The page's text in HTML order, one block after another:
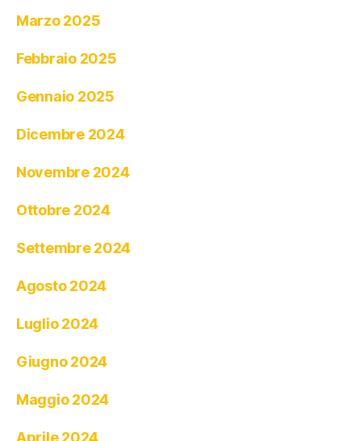
Marzo 2025
Febbraio 2025
Gennaio 2025
Dicembre 2024
Novembre 2024
Ottobre 2024
Settembre 2024
Agosto 2024
Luglio 2024
Giugno 2024
Maggio 2024
Aprile 2024